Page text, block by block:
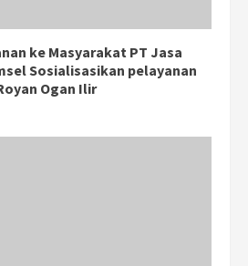
ke Masyarakat PT Jasa
Sosialisasikan pelayanan
Ogan Ilir